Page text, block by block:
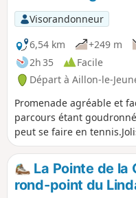
Visorandonneur
6,54 km
+249 m
2h 35
Facile
Départ à Aillon-le-
Promenade agréable et
parcours étant
peut se faire en
la petite station de ski
face au trajet décrit ci-
village de chalets de La
La Pointe de la
rond-point du